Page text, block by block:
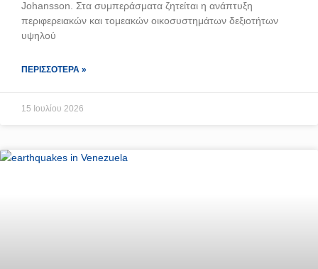
Johansson. Στα συμπεράσματα ζητείται η ανάπτυξη
περιφερειακών και τομεακών οικοσυστημάτων δεξιοτήτων
υψηλού
ΠΕΡΙΣΣΌΤΕΡΑ »
15 Ιουλίου 2026